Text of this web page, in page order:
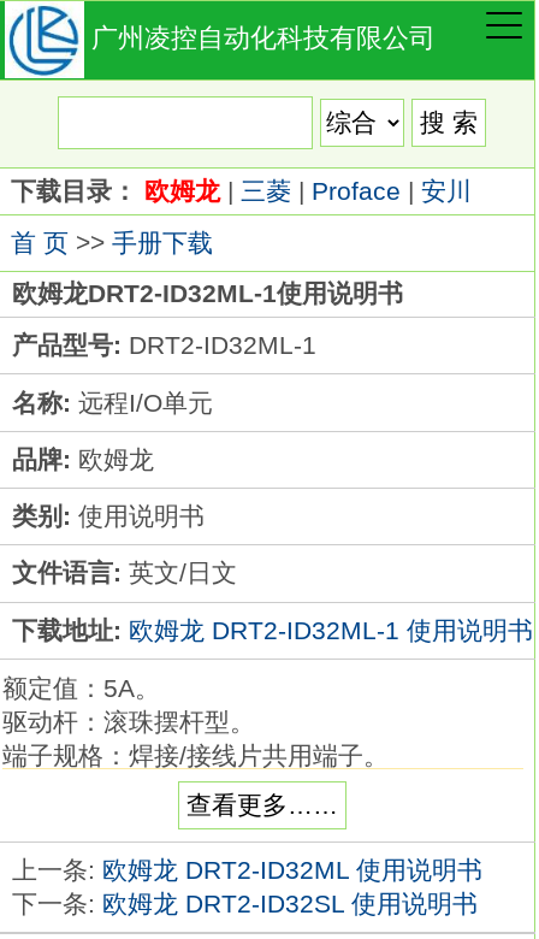
广州凌控自动化科技有限公司
下载目录： 欧姆龙| 三菱| Proface | 安川
首 页>> 手册下载
欧姆龙DRT2-ID32ML-1使用说明书
产品型号: DRT2-ID32ML-1
名称: 远程I/O单元
品牌: 欧姆龙
类别: 使用说明书
文件语言: 英文/日文
下载地址: 欧姆龙 DRT2-ID32ML-1 使用说明书
额定值：5A。
驱动杆：滚珠摆杆型。
端子规格：焊接/接线片共用端子。
防水型（IP67相对应），并为高性能、高精密
采用环氧树脂来确保稳定的密封性。
可以在会淋水或多尘埃的地方使用DRT2-
ID32ML-1。
查看更多……
上一条: 欧姆龙 DRT2-ID32ML 使用说明书
下一条: 欧姆龙 DRT2-ID32SL 使用说明书